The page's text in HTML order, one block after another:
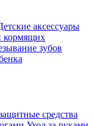
аксессуары
кормящих
зубов
средства